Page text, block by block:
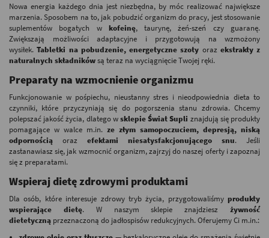
Nowa energia każdego dnia jest niezbędna, by móc realizować największe
marzenia. Sposobem na to, jak pobudzić organizm do pracy, jest stosowanie
suplementów bogatych w kofeinę, taurynę, żeń-szeń czy guaranę.
Zwiększają możliwości adaptacyjne i przygotowują na wzmożony
wysiłek.Tabletki na pobudzenie, energetyczne szoty orazekstrakty z
naturalnych składnikówsą teraz na wyciągnięcie Twojej ręki.
Preparaty na wzmocnienie organizmu
Funkcjonowanie w pośpiechu, nieustanny stres i nieodpowiednia dieta to
czynniki, które przyczyniają się do pogorszenia stanu zdrowia. Chcemy
polepszać jakość życia, dlatego wsklepie Świat Supli znajdują się produkty
pomagające w walce m.in. ze złym samopoczuciem, depresją, niską
odpornością oraz efektami niesatysfakcjonującego snu. Jeśli
zastanawiasz się, jak wzmocnić organizm, zajrzyj do naszej oferty i zapoznaj
się z preparatami.
Wspieraj dietę zdrowymi produktami
Dla osób, które interesuje zdrowy tryb życia, przygotowaliśmy produkty
wspierające dietę. W naszym sklepie znajdzieszżywność
dietetyczną przeznaczoną do jadłospisów redukcyjnych. Oferujemy Ci m.in.: